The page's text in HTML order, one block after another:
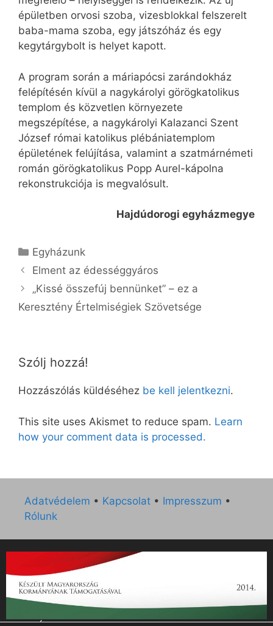
épületben orvosi szoba, vizesblokkal felszerelt
baba-mama szoba, egy játszóház és egy
kegytárgybolt is helyet kapott.
A program során a máriapócsi zarándokház
felépítésén kívül a nagykárolyi görögkatolikus
templom és közvetlen környezete
megszépítése, a nagykárolyi Kalazanci Szent
József római katolikus plébániatemplom
épületének felújítása, valamint a szatmárnémeti
román görögkatolikus Popp Aurel-kápolna
rekonstrukciója is megvalósult.
Hajdúdorogi egyházmegye
Kategória
Egyházunk
Elment az édességgyáros
„Kissé összefúj bennünket” – ez a
Keresztény Értelmiségiek Szövetsége
Szólj hozzá!
Hozzászólás küldéséhez be kell jelentkezni.
This site uses Akismet to reduce spam. Learn
how your comment data is processed.
Adatvédelem • Kapcsolat • Impresszum •
Rólunk